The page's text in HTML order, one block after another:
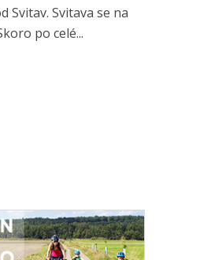
Svitav. Svitava se na
po celé...